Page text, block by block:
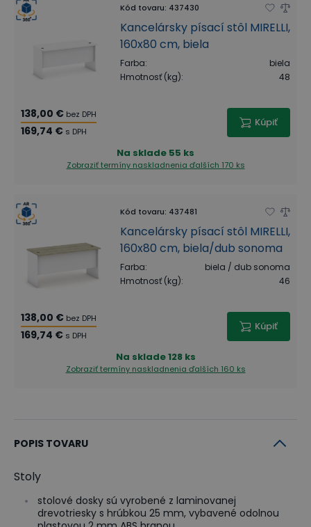
Kód tovaru: 437430
Kancelársky písací stôl MIRELLI,
160x80 cm, biela
Farba:
biela
Hmotnosť (kg): 48
138,00 € bez DPH
169,74 € s DPH
Kúpiť
Na sklade 55 ks
Zobraziť termíny naskladnenia ďalších 170 ks
Kód tovaru: 437481
Kancelársky písací stôl MIRELLI,
160x80 cm, biela/dub sonoma
Farba:
biela / dub sonoma
Hmotnosť (kg): 46
138,00 € bez DPH
169,74 € s DPH
Kúpiť
Na sklade128 ks
Zobraziť termíny naskladnenia ďalších 160 ks
POPIS TOVARU
Stoly
stolové dosky sú vyrobené z laminovanej
drevotriesky s hrúbkou 25 mm, vybavené odolnou